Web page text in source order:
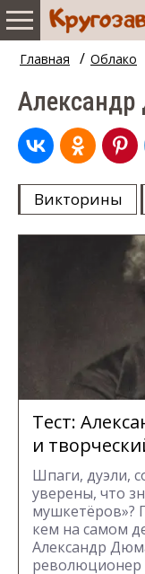
Главная / Облако
Викторины
Тест:
и
Шпаги, дуэли,
уверены, что
мушкетёров»?
кем на самом
Александр
революционер